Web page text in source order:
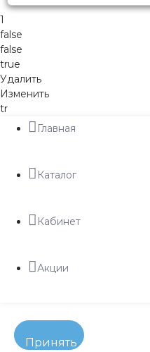
1
false
false
true
Удалить
Изменить
tr
Главная
Каталог
Кабинет
Акции
Принять